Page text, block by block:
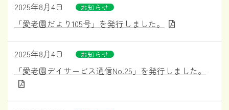
2025年8月4日 お知らせ
「愛老園だより105号」を発行しました。
2025年8月4日 お知らせ
「愛老園デイサービス通信No.25」を発行しました。